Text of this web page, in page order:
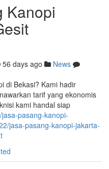
Kanopi
56 days ago
News
di Bekasi? Kami hadir
tarif yang ekonomis
kami handal siap
jasa-pasang-kanopi-
jasa-pasang-kanopi-jakarta-